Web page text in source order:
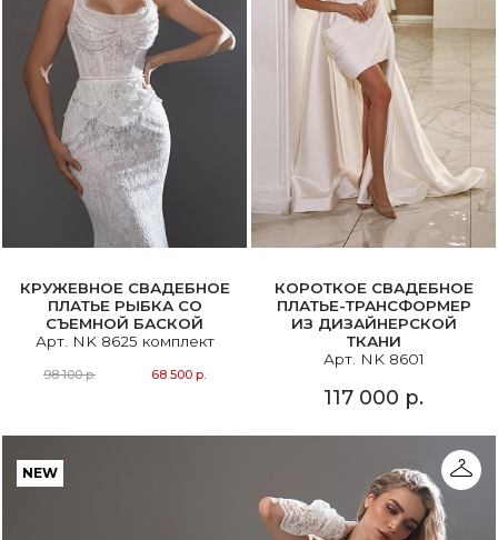
КРУЖЕВНОЕ СВАДЕБНОЕ
ПЛАТЬЕ РЫБКА СО
СЪЕМНОЙ БАСКОЙ
Арт. NK 8625 комплект
98 100 р. 68 500 р.
КОРОТКОЕ СВАДЕБНОЕ
ПЛАТЬЕ-ТРАНСФОРМЕР
ИЗ ДИЗАЙНЕРСКОЙ
ТКАНИ
Арт. NK 8601
117 000 р.
NEW